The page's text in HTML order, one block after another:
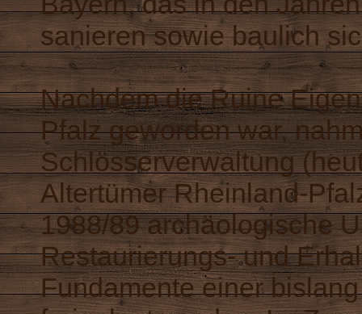
sanieren sowie baulich
Nachdem die Ruine
Pfalz geworden war,
Schlösserverwaltung
Altertümer Rheinland-
1988/89 archäologische
Restaurierungs- und
Fundamente einer